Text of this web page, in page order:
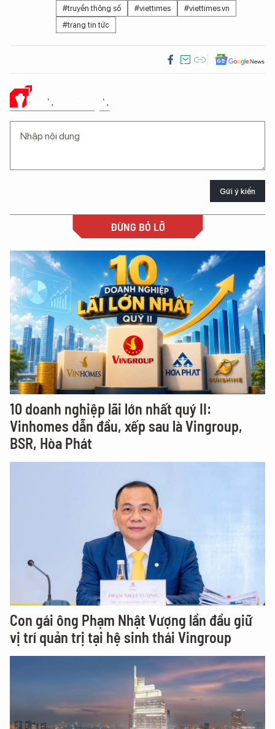
#truyền thông số #viettimes
#viettimes.vn
#trang tin tức
Ý KIẾN CỦA BẠN
Gửi ý kiến
ĐỪNG BỎ LỠ
10 doanh nghiệp lãi lớn nhất quý II:
Vinhomes dẫn đầu, xếp sau là Vingroup,
BSR, Hòa Phát
Con gái ông Phạm Nhật Vượng lần đầu giữ
vị trí quản trị tại hệ sinh thái Vingroup